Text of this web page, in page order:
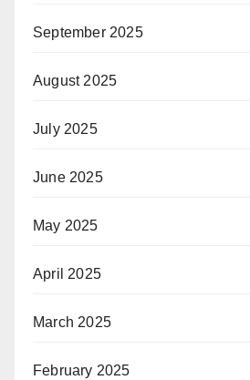
September 2025
August 2025
July 2025
June 2025
May 2025
April 2025
March 2025
February 2025